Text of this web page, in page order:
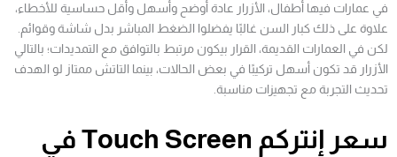
في عمارات فيها أطفال، الأزرار عادة أوضح وأسهل وأقل حساسية للأخطاء،
علاوة على ذلك كبار السن غالبًا يفضلوا الضغط المباشر بدل شاشة وقوائم.
لكن في العمارات القديمة، القرار بيكون مرتبط بالتوافق مع التمديدات؛ بالتالي
الأزرار قد تكون أسهل تركيبًا في بعض الحالات، بينما التاتش ممتاز لو الهدف
تحديث التجربة مع تجهيزات مناسبة.
سعر إنتركم Touch Screen في